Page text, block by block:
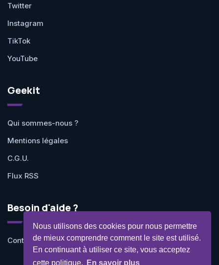
Nous utilisons des cookies pour nous permettre
de mieux comprendre comment le site est utilisé.
En continuant à utiliser ce site, vous acceptez
cette politique.
En savoir plus
Twitter
Instagram
TikTok
YouTube
Geekit
Qui sommes-nous ?
Mentions légales
C.G.U.
Flux RSS
Besoin d'aide ?
Contactez-nous